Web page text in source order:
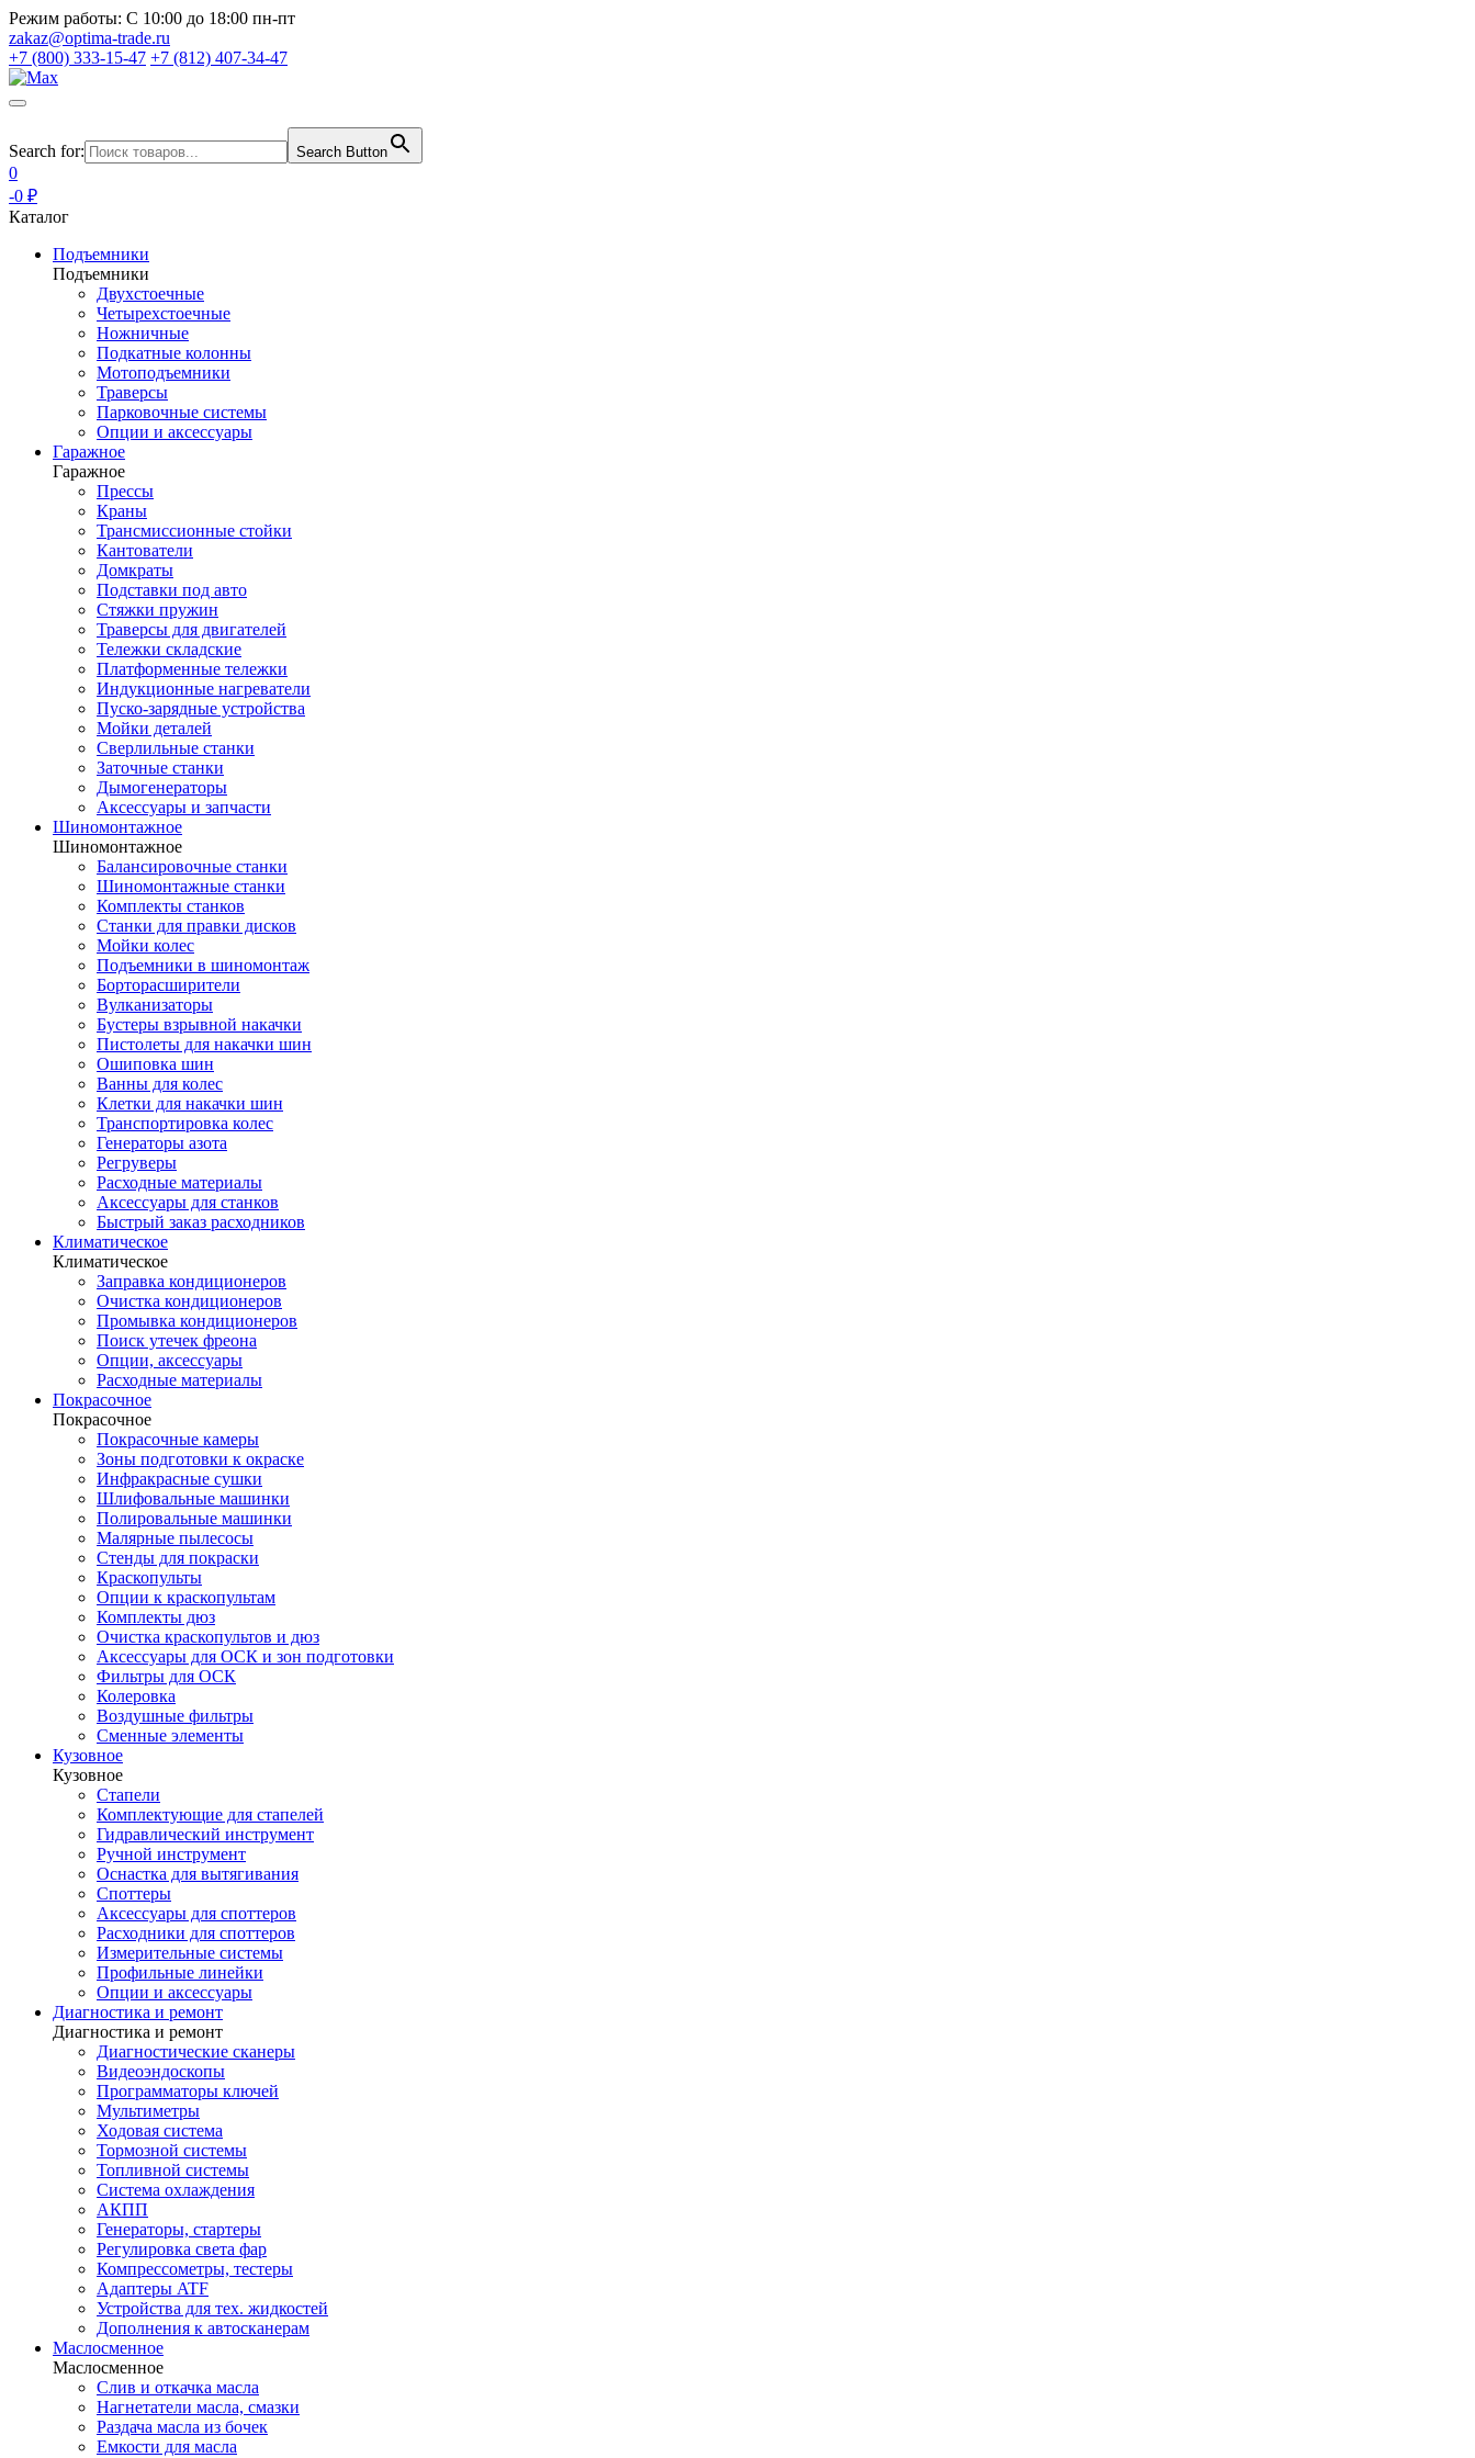
Режим работы: С 10:00 до 18:00 пн-пт
zakaz@optima-trade.ru
+7 (800) 333-15-47 +7 (812) 407-34-47
Search for: Search Button
0
-0 ₽
Каталог
Подъемники
Подъемники
Двухстоечные
Четырехстоечные
Ножничные
Подкатные колонны
Мотоподъемники
Траверсы
Парковочные системы
Опции и аксессуары
Гаражное
Гаражное
Прессы
Краны
Трансмиссионные стойки
Кантователи
Домкраты
Подставки под авто
Стяжки пружин
Траверсы для двигателей
Тележки складские
Платформенные тележки
Индукционные нагреватели
Пуско-зарядные устройства
Мойки деталей
Сверлильные станки
Заточные станки
Дымогенераторы
Аксессуары и запчасти
Шиномонтажное
Шиномонтажное
Балансировочные станки
Шиномонтажные станки
Комплекты станков
Станки для правки дисков
Мойки колес
Подъемники в шиномонтаж
Борторасширители
Вулканизаторы
Бустеры взрывной накачки
Пистолеты для накачки шин
Ошиповка шин
Ванны для колес
Клетки для накачки шин
Транспортировка колес
Генераторы азота
Регруверы
Расходные материалы
Аксессуары для станков
Быстрый заказ расходников
Климатическое
Климатическое
Заправка кондиционеров
Очистка кондиционеров
Промывка кондиционеров
Поиск утечек фреона
Опции, аксессуары
Расходные материалы
Покрасочное
Покрасочное
Покрасочные камеры
Зоны подготовки к окраске
Инфракрасные сушки
Шлифовальные машинки
Полировальные машинки
Малярные пылесосы
Стенды для покраски
Краскопульты
Опции к краскопультам
Комплекты дюз
Очистка краскопультов и дюз
Аксессуары для ОСК и зон подготовки
Фильтры для ОСК
Колеровка
Воздушные фильтры
Сменные элементы
Кузовное
Кузовное
Стапели
Комплектующие для стапелей
Гидравлический инструмент
Ручной инструмент
Оснастка для вытягивания
Споттеры
Аксессуары для споттеров
Расходники для споттеров
Измерительные системы
Профильные линейки
Опции и аксессуары
Диагностика и ремонт
Диагностика и ремонт
Диагностические сканеры
Видеоэндоскопы
Программаторы ключей
Мультиметры
Ходовая система
Тормозной системы
Топливной системы
Система охлаждения
АКПП
Генераторы, стартеры
Регулировка света фар
Компрессометры, тестеры
Адаптеры ATF
Устройства для тех. жидкостей
Дополнения к автосканерам
Маслосменное
Маслосменное
Слив и откачка масла
Нагнетатели масла, смазки
Раздача масла из бочек
Емкости для масла